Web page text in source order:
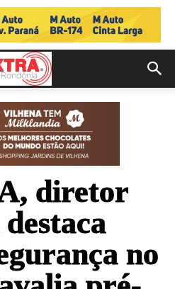
diretor
no